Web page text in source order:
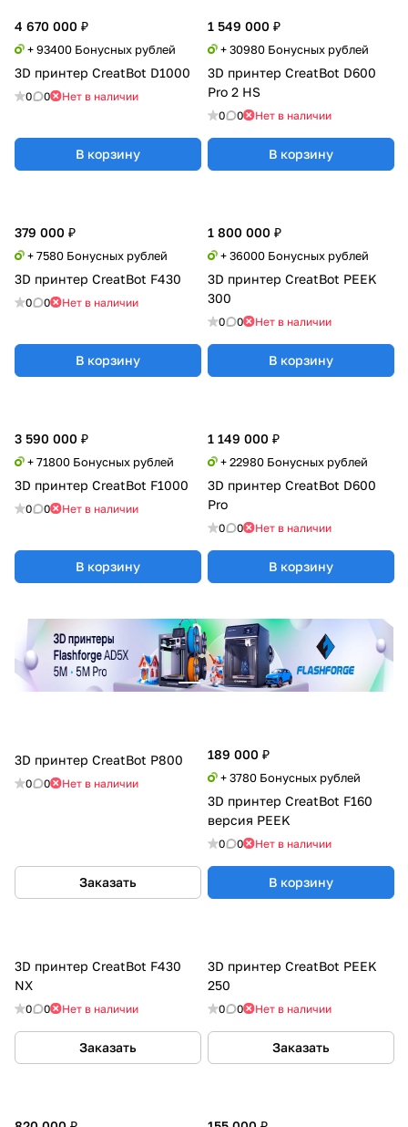
4 670 000 ₽
+ 93400 Бонусных рублей
3D принтер CreatBot D1000
0 0 Нет в наличии
В корзину
1 549 000 ₽
+ 30980 Бонусных рублей
3D принтер CreatBot D600
Pro 2 HS
0 0 Нет в наличии
В корзину
379 000 ₽
+ 7580 Бонусных рублей
3D принтер CreatBot F430
0 0 Нет в наличии
В корзину
1 800 000 ₽
+ 36000 Бонусных рублей
3D принтер CreatBot PEEK
300
0 0 Нет в наличии
В корзину
3 590 000 ₽
+ 71800 Бонусных рублей
3D принтер CreatBot F1000
0 0 Нет в наличии
В корзину
1 149 000 ₽
+ 22980 Бонусных рублей
3D принтер CreatBot D600
Pro
0 0 Нет в наличии
В корзину
3D принтер CreatBot P800
0 0 Нет в наличии
Заказать
189 000 ₽
+ 3780 Бонусных рублей
3D принтер CreatBot F160
версия PEEK
0 0 Нет в наличии
В корзину
3D принтер CreatBot F430
NX
0 0 Нет в наличии
Заказать
3D принтер CreatBot PEEK
250
0 0 Нет в наличии
Заказать